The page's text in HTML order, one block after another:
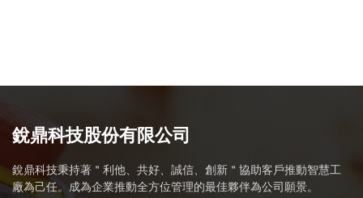
銳鼎科技股份有限公司
銳鼎科技秉持著＂利他、共好、誠信、創新＂協助客戶推動智慧工
廠為己任。成為企業推動全方位管理的最佳夥伴為公司願景。